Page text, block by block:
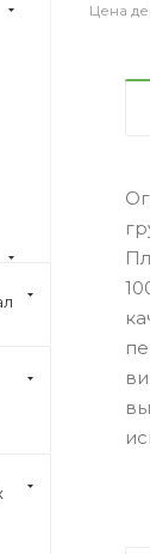
Цена